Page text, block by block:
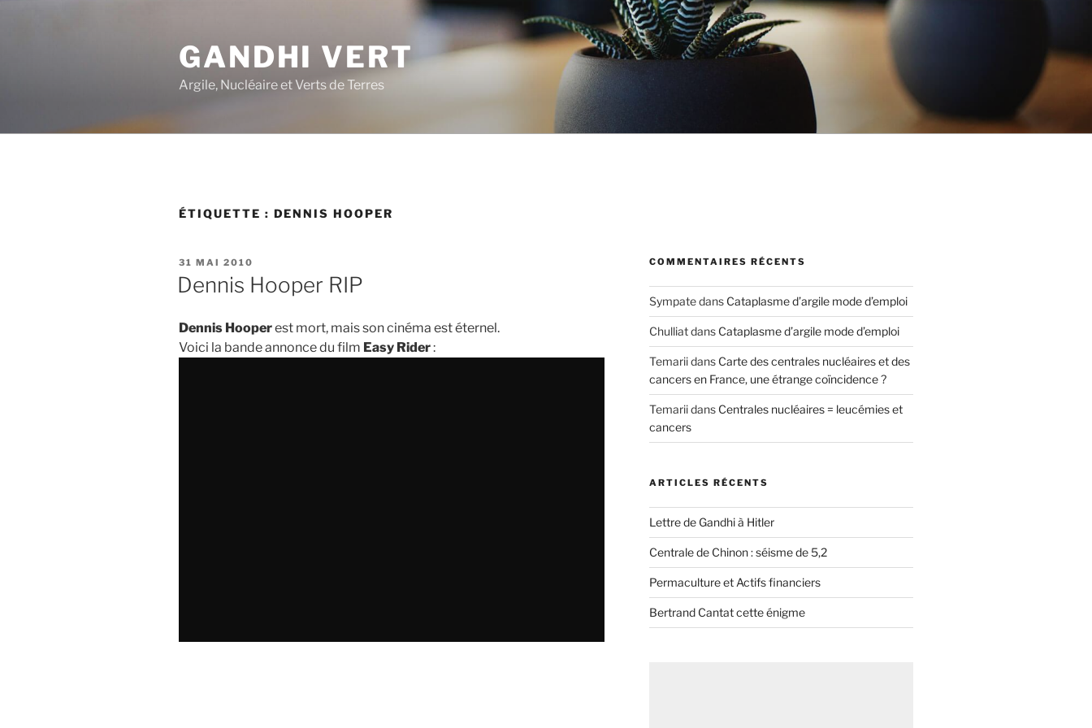
GANDHI VERT
Argile, Nucléaire et Verts de Terres
ÉTIQUETTE : DENNIS HOOPER
PUBLIÉ
LE
31 MAI 2010
Dennis Hooper RIP
Dennis Hooperest mort, mais son cinéma est éternel.
Voici la bande annonce du film Easy Rider:
COMMENTAIRES RÉCENTS
Sympatedans Cataplasme d’argile mode d’emploi
Chulliatdans Cataplasme d’argile mode d’emploi
Temariidans Carte des centrales nucléaires et des
cancers en France, une étrange coïncidence ?
Temariidans Centrales nucléaires = leucémies et
cancers
ARTICLES RÉCENTS
Lettre de Gandhi à Hitler
Centrale de Chinon : séisme de 5,2
Permaculture et Actifs financiers
Bertrand Cantat cette énigme